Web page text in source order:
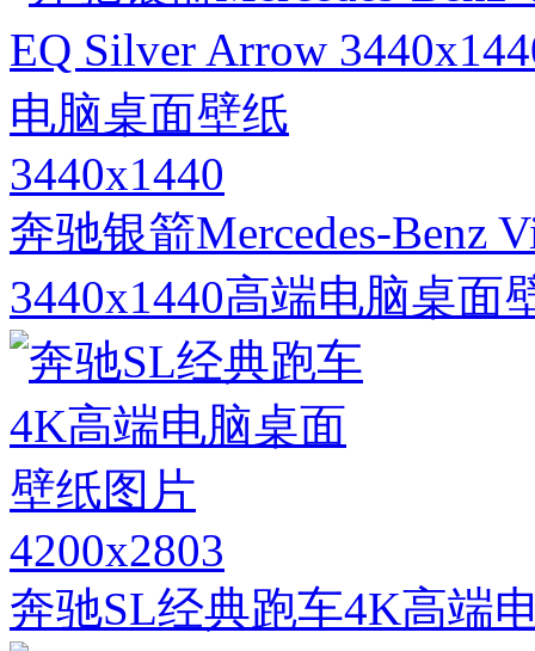
3440x1440
奔驰银箭Mercedes-Benz
3440x1440高端电脑桌面
4200x2803
奔驰SL经典跑车4K高端